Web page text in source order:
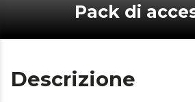
Pack di
Descrizione